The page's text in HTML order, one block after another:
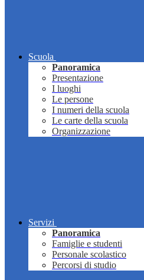
Scuola
Panoramica
Presentazione
I luoghi
Le persone
I numeri della scuola
Le carte della scuola
Organizzazione
Servizi
Panoramica
Famiglie e studenti
Personale scolastico
Percorsi di studio